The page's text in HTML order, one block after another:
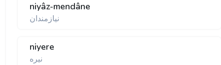
niyâz-mendâne
نيازمندان
niyere
نيره